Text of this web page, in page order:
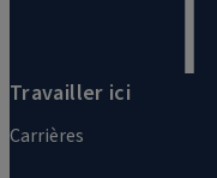
Travailler ici
Carrières